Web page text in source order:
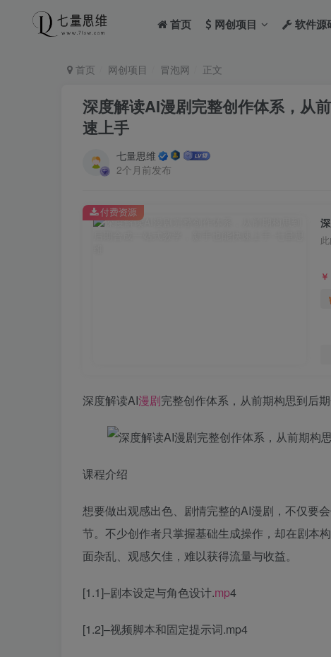
首页 网创项目 软件源
首页 网创项目 冒泡网 正文
深度解读AI漫剧完整创作体系，从
速上手
七量思维
2个月前发布
￥
付费资源
深度解读AI漫剧完整创作体系，从前期构思到后
课程介绍
想要做出观感出色、剧情完整的AI漫剧，不仅要
节。不少创作者只掌握基础生成操作，却在剧本
面杂乱、观感欠佳，难以获得流量与收益。
[1.1]–剧本设定与角色设计.mp4
[1.2]–视频脚本和固定提示词.mp4